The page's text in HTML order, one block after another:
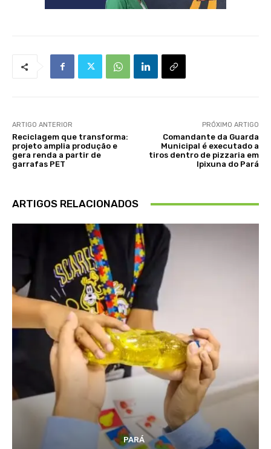
ARTIGO ANTERIOR
Reciclagem que transforma:
projeto amplia produção e
gera renda a partir de
garrafas PET
PRÓXIMO ARTIGO
Comandante da Guarda
Municipal é executado a
tiros dentro de pizzaria em
Ipixuna do Pará
ARTIGOS RELACIONADOS
PARÁ